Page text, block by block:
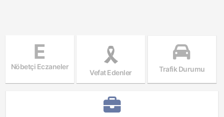
E
Nöbetçi Eczaneler
Vefat Edenler Trafik Durumu